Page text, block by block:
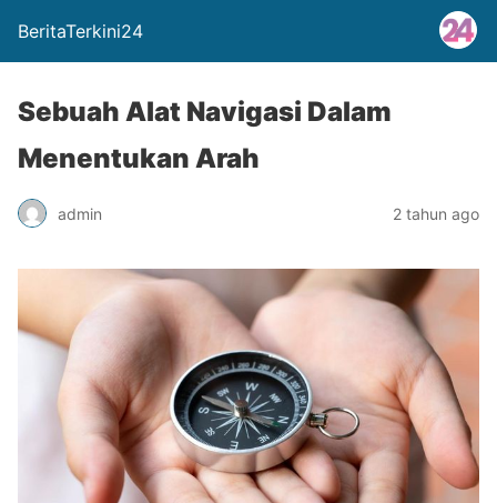
BeritaTerkini24
Sebuah Alat Navigasi Dalam
Menentukan Arah
admin 2 tahun ago